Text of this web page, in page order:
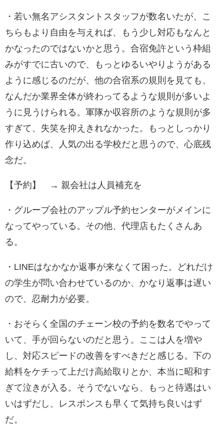
・若い無名アシスタントスタッフが数名いたが、こ
ちらもより自由を与えれば、もう少し対応もなんと
かなったのではないかと思う。合宿免許という枠組
みがすでに古いので、もっとゆるいやりようがある
ように感じるのだが、他の合宿系の規則を見ても、
なんだか業界全体が終わってるような規則が多いよ
うに見うけられる。軍隊か収容所のような規則が多
すぎて、失笑を抑えきれなかった。もっとしっかり
作り込めば、人気の出る学校だと思うので、心底残
念だ。
【予約】 → 親会社は人員補充を
・グループ会社のアップル予約センターがメインに
なってやっている。その他、代理店もたくさんあ
る。
・LINEはなかなか返事が来なくて困った。どれだけ
の学生が問い合わせているのか、かなり返事は遅い
ので、忍耐力が必要。
・おそらく全国のチェーン校の予約を数名でやって
いて、手が回らないのだと思う。ここは人を増や
し、対応スピードの改善をすべきだと感じる。下の
給料をケチって上だけ高給取りとか、本当に昭和す
ぎて泣きが入る。そうでないなら、もっと待遇はい
いはずだし、レスポンスも早くて気持ち良いはず
だ。